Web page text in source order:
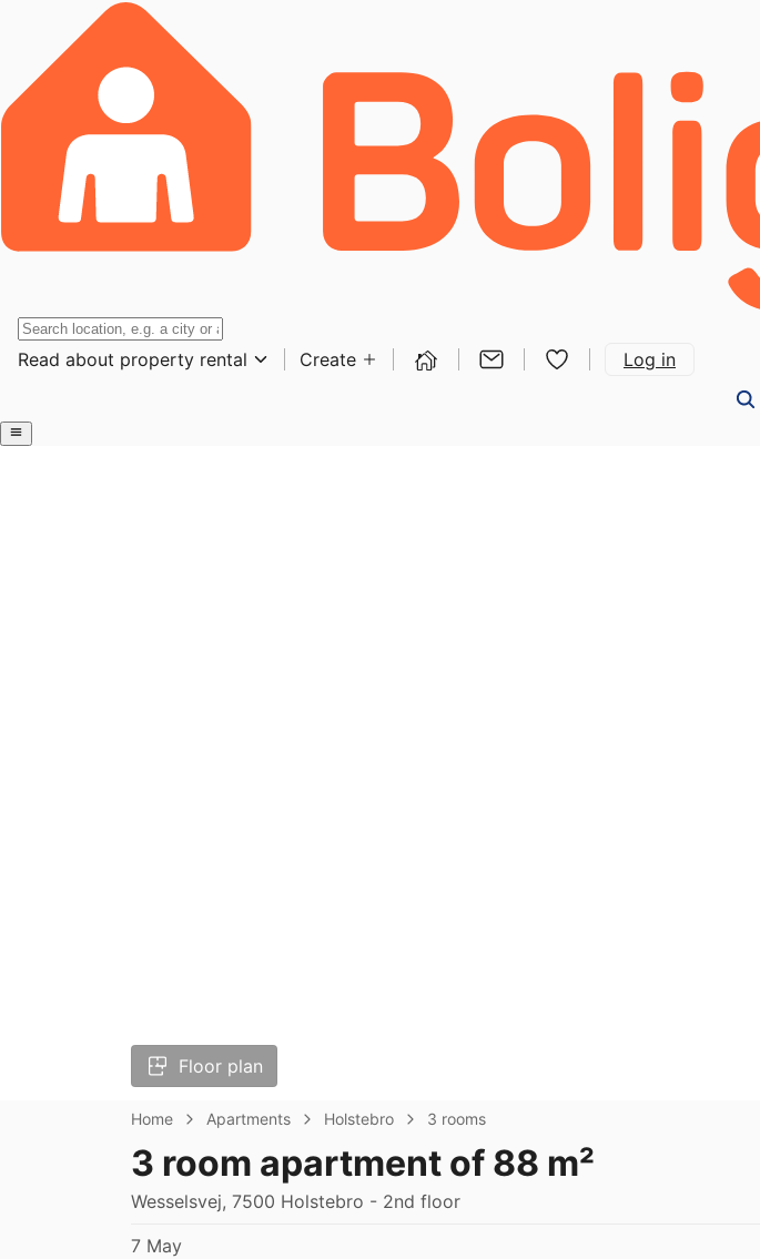
Read about property rental Create Log in
Floor plan
Home Apartments Holstebro 3 rooms
3 room apartment of 88 m²
Wesselsvej, 7500 Holstebro - 2nd floor
7 May